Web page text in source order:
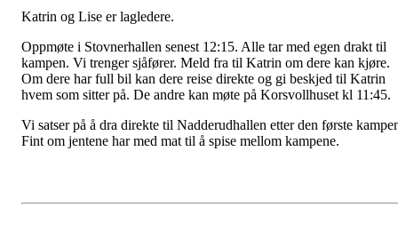
Katrin og Lise er lagledere.
Oppmøte i Stovnerhallen senest 12:15. Alle tar med egen drakt til
kampen. Vi trenger sjåfører. Meld fra til Katrin om dere kan kjøre.
Om dere har full bil kan dere reise direkte og gi beskjed til Katrin
hvem som sitter på. De andre kan møte på Korsvollhuset kl 11:45.
Vi satser på å dra direkte til Nadderudhallen etter den første
Fint om jentene har med mat til å spise mellom kampene.